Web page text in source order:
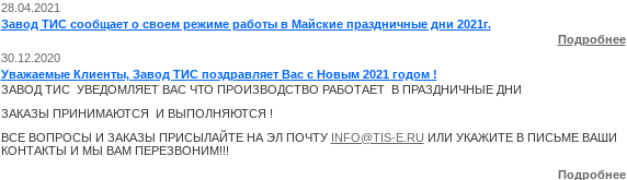
28.04.2021
Завод ТИС сообщает о своем режиме работы в Майские праздничные дни 2021г.
Подробнее
30.12.2020
Уважаемые Клиенты, Завод ТИС поздравляет Вас с Новым 2021 годом !
ЗАВОД ТИС УВЕДОМЛЯЕТ ВАС ЧТО ПРОИЗВОДСТВО РАБОТАЕТ В ПРАЗДНИЧНЫЕ ДНИ
ЗАКАЗЫ ПРИНИМАЮТСЯ И ВЫПОЛНЯЮТСЯ !
ВСЕ ВОПРОСЫ И ЗАКАЗЫ ПРИСЫЛАЙТЕ НА ЭЛ ПОЧТУ INFO@TIS-E.RU ИЛИ УКАЖИТЕ В ПИСЬМЕ ВАШИ
КОНТАКТЫ И МЫ ВАМ ПЕРЕЗВОНИМ!!!
Подробнее